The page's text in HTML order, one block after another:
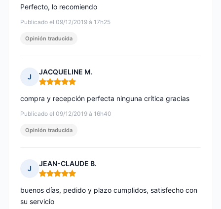
Publicado el 09/12/2019 à 17h25
Perfecto, lo recomiendo
Opinión traducida
J
JACQUELINE M.
Nota: 5 de 5
Publicado el 09/12/2019 à 16h40
compra y recepción perfecta ninguna crítica gracias
Opinión traducida
J
JEAN-CLAUDE B.
Nota: 5 de 5
buenos días, pedido y plazo cumplidos, satisfecho con
su servicio